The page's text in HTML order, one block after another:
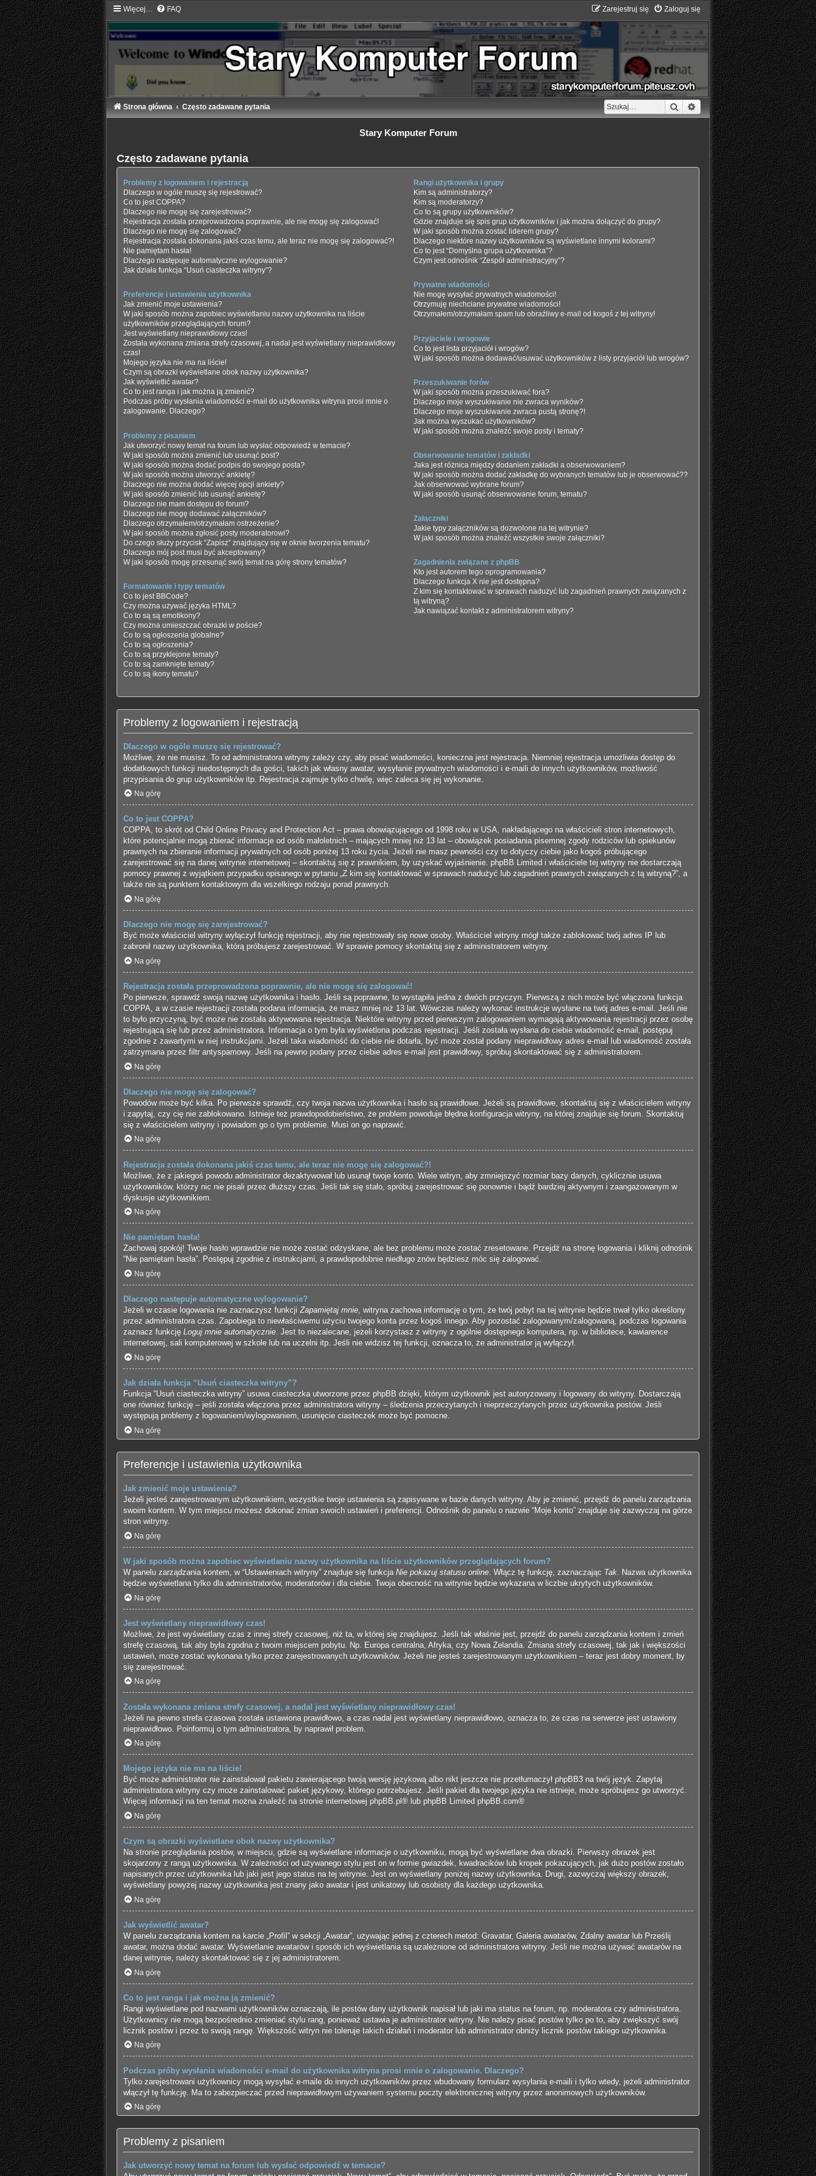
Więcej… FAQ Zaloguj się
Zarejestruj się
Szukaj Wyszukiwanie zaawansowane
Strona główna Często zadawane pytania
Stary Komputer Forum
Często zadawane pytania
Problemy z logowaniem i rejestracją
Dlaczego w ogóle muszę się rejestrować?
Co to jest COPPA?
Dlaczego nie mogę się zarejestrować?
Rejestracja została przeprowadzona poprawnie, ale nie mogę się zalogować!
Dlaczego nie mogę się zalogować?
Rejestracja została dokonana jakiś czas temu, ale teraz nie mogę się zalogować?!
Nie pamiętam hasła!
Dlaczego następuje automatyczne wylogowanie?
Jak działa funkcja “Usuń ciasteczka witryny”?
Preferencje i ustawienia użytkownika
Jak zmienić moje ustawienia?
W jaki sposób można zapobiec wyświetlaniu nazwy użytkownika na liście
użytkowników przeglądających forum?
Jest wyświetlany nieprawidłowy czas!
Została wykonana zmiana strefy czasowej, a nadal jest wyświetlany nieprawidłowy
czas!
Mojego języka nie ma na liście!
Czym są obrazki wyświetlane obok nazwy użytkownika?
Jak wyświetlić awatar?
Co to jest ranga i jak można ją zmienić?
Podczas próby wysłania wiadomości e-mail do użytkownika witryna prosi mnie o
zalogowanie. Dlaczego?
Problemy z pisaniem
Jak utworzyć nowy temat na forum lub wysłać odpowiedź w temacie?
W jaki sposób można zmienić lub usunąć post?
W jaki sposób można dodać podpis do swojego posta?
W jaki sposób można utworzyć ankietę?
Dlaczego nie można dodać więcej opcji ankiety?
W jaki sposób zmienić lub usunąć ankietę?
Dlaczego nie mam dostępu do forum?
Dlaczego nie mogę dodawać załączników?
Dlaczego otrzymałem/otrzymałam ostrzeżenie?
W jaki sposób można zgłosić posty moderatorowi?
Do czego służy przycisk “Zapisz” znajdujący się w oknie tworzenia tematu?
Dlaczego mój post musi być akceptowany?
W jaki sposób mogę przesunąć swój temat na górę strony tematów?
Formatowanie i typy tematów
Co to jest BBCode?
Czy można używać języka HTML?
Co to są są emotikony?
Czy można umieszczać obrazki w poście?
Co to są ogłoszenia globalne?
Co to są ogłoszenia?
Co to są przyklejone tematy?
Co to są zamknięte tematy?
Co to są ikony tematu?
Rangi użytkownika i grupy
Kim są administratorzy?
Kim są moderatorzy?
Co to są grupy użytkowników?
Gdzie znajduje się spis grup użytkowników i jak można dołączyć do grupy?
W jaki sposób można zostać liderem grupy?
Dlaczego niektóre nazwy użytkowników są wyświetlane innymi kolorami?
Co to jest “Domyślna grupa użytkownika”?
Czym jest odnośnik “Zespół administracyjny”?
Prywatne wiadomości
Nie mogę wysyłać prywatnych wiadomości!
Otrzymuję niechciane prywatne wiadomości!
Otrzymałem/otrzymałam spam lub obraźliwy e-mail od kogoś z tej witryny!
Przyjaciele i wrogowie
Co to jest lista przyjaciół i wrogów?
W jaki sposób można dodawać/usuwać użytkowników z listy przyjaciół lub wrogów?
Przeszukiwanie forów
W jaki sposób można przeszukiwać fora?
Dlaczego moje wyszukiwanie nie zwraca wyników?
Dlaczego moje wyszukiwanie zwraca pustą stronę?!
Jak można wyszukać użytkowników?
W jaki sposób można znaleźć swoje posty i tematy?
Obserwowanie tematów i zakładki
Jaka jest różnica między dodaniem zakładki a obserwowaniem?
W jaki sposób można dodać zakładkę do wybranych tematów lub je obserwować??
Jak obserwować wybrane forum?
W jaki sposób usunąć obserwowanie forum, tematu?
Załączniki
Jakie typy załączników są dozwolone na tej witrynie?
W jaki sposób można znaleźć wszystkie swoje załączniki?
Zagadnienia związane z phpBB
Kto jest autorem tego oprogramowania?
Dlaczego funkcja X nie jest dostępna?
Z kim się kontaktować w sprawach nadużyć lub zagadnień prawnych związanych z
tą witryną?
Jak nawiązać kontakt z administratorem witryny?
Problemy z logowaniem i rejestracją
Dlaczego w ogóle muszę się rejestrować?
Możliwe, że nie musisz. To od administratora witryny zależy czy, aby pisać wiadomości, konieczna jest rejestracja. Niemniej rejestracja umożliwia dostęp do
dodatkowych funkcji niedostępnych dla gości, takich jak własny awatar, wysyłanie prywatnych wiadomości i e-maili do innych użytkowników, możliwość
przypisania do grup użytkowników itp. Rejestracja zajmuje tylko chwilę, więc zaleca się jej wykonanie.
Na górę
Co to jest COPPA?
COPPA, to skrót od Child Online Privacy and Protection Act – prawa obowiązującego od 1998 roku w USA, nakładającego na właścicieli stron internetowych,
które potencjalnie mogą zbierać informacje od osób małoletnich – mających mniej niż 13 lat – obowiązek posiadania pisemnej zgody rodziców lub opiekunów
prawnych na zbieranie informacji prywatnych od osób poniżej 13 roku życia. Jeżeli nie masz pewności czy to dotyczy ciebie jako kogoś próbującego
zarejestrować się na danej witrynie internetowej – skontaktuj się z prawnikiem, by uzyskać wyjaśnienie. phpBB Limited i właściciele tej witryny nie dostarczają
pomocy prawnej z wyjątkiem przypadku opisanego w pytaniu „Z kim się kontaktować w sprawach nadużyć lub zagadnień prawnych związanych z tą witryną?”, a
także nie są punktem kontaktowym dla wszelkiego rodzaju porad prawnych.
Na górę
Dlaczego nie mogę się zarejestrować?
Być może właściciel witryny wyłączył funkcję rejestracji, aby nie rejestrowały się nowe osoby. Właściciel witryny mógł także zablokować twój adres IP lub
zabronił nazwy użytkownika, którą próbujesz zarejestrować. W sprawie pomocy skontaktuj się z administratorem witryny.
Na górę
Rejestracja została przeprowadzona poprawnie, ale nie mogę się zalogować!
Po pierwsze, sprawdź swoją nazwę użytkownika i hasło. Jeśli są poprawne, to wystąpiła jedna z dwóch przyczyn. Pierwszą z nich może być włączona funkcja
COPPA, a w czasie rejestracji została podana informacja, że masz mniej niż 13 lat. Wówczas należy wykonać instrukcje wysłane na twój adres e-mail. Jeśli nie
to było przyczyną, być może nie została aktywowana rejestracja. Niektóre witryny przed pierwszym zalogowaniem wymagają aktywowania rejestracji przez osobę
rejestrującą się lub przez administratora. Informacja o tym była wyświetlona podczas rejestracji. Jeśli została wysłana do ciebie wiadomość e-mail, postępuj
zgodnie z zawartymi w niej instrukcjami. Jeżeli taka wiadomość do ciebie nie dotarła, być może został podany nieprawidłowy adres e-mail lub wiadomość została
zatrzymana przez filtr antyspamowy. Jeśli na pewno podany przez ciebie adres e-mail jest prawidłowy, spróbuj skontaktować się z administratorem.
Na górę
Dlaczego nie mogę się zalogować?
Powodów może być kilka. Po pierwsze sprawdź, czy twoja nazwa użytkownika i hasło są prawidłowe. Jeżeli są prawidłowe, skontaktuj się z właścicielem witryny
i zapytaj, czy cię nie zablokowano. Istnieje też prawdopodobieństwo, że problem powoduje błędna konfiguracja witryny, na której znajduje się forum. Skontaktuj
się z właścicielem witryny i powiadom go o tym problemie. Musi on go naprawić.
Na górę
Rejestracja została dokonana jakiś czas temu, ale teraz nie mogę się zalogować?!
Możliwe, że z jakiegoś powodu administrator dezaktywował lub usunął twoje konto. Wiele witryn, aby zmniejszyć rozmiar bazy danych, cyklicznie usuwa
użytkowników, którzy nic nie pisali przez dłuższy czas. Jeśli tak się stało, spróbuj zarejestrować się ponownie i bądź bardziej aktywnym i zaangażowanym w
dyskusje użytkownikiem.
Na górę
Nie pamiętam hasła!
Zachowaj spokój! Twoje hasło wprawdzie nie może zostać odzyskane, ale bez problemu może zostać zresetowane. Przejdź na stronę logowania i kliknij odnośnik
“Nie pamiętam hasła”. Postępuj zgodnie z instrukcjami, a prawdopodobnie niedługo znów będziesz móc się zalogować.
Na górę
Dlaczego następuje automatyczne wylogowanie?
Jeżeli w czasie logowania nie zaznaczysz funkcjiZapamiętaj mnie, witryna zachowa informację o tym, że twój pobyt na tej witrynie będzie trwał tylko określony
przez administratora czas. Zapobiega to niewłaściwemu użyciu twojego konta przez kogoś innego. Aby pozostać zalogowanym/zalogowaną, podczas logowania
zaznacz funkcję Loguj mnie automatycznie. Jest to niezalecane, jeżeli korzystasz z witryny z ogólnie dostępnego komputera, np. w bibliotece, kawiarence
internetowej, sali komputerowej w szkole lub na uczelni itp. Jeśli nie widzisz tej funkcji, oznacza to, że administrator ją wyłączył.
Na górę
Jak działa funkcja “Usuń ciasteczka witryny”?
Funkcja “Usuń ciasteczka witryny” usuwa ciasteczka utworzone przez phpBB dzięki, którym użytkownik jest autoryzowany i logowany do witryny. Dostarczają
one również funkcję – jeśli została włączona przez administratora witryny – śledzenia przeczytanych i nieprzeczytanych przez użytkownika postów. Jeśli
występują problemy z logowaniem/wylogowaniem, usunięcie ciasteczek może być pomocne.
Na górę
Preferencje i ustawienia użytkownika
Jak zmienić moje ustawienia?
Jeżeli jesteś zarejestrowanym użytkownikiem, wszystkie twoje ustawienia są zapisywane w bazie danych witryny. Aby je zmienić, przejdź do panelu zarządzania
swoim kontem. W tym miejscu możesz dokonać zmian swoich ustawień i preferencji. Odnośnik do panelu o nazwie “Moje konto” znajduje się zazwyczaj na górze
stron witryny.
Na górę
W jaki sposób można zapobiec wyświetlaniu nazwy użytkownika na liście użytkowników przeglądających forum?
W panelu zarządzania kontem, w “Ustawieniach witryny” znajduje się funkcja Nie pokazuj statusu online. Włącz tę funkcję, zaznaczając Tak. Nazwa użytkownika
będzie wyświetlana tylko dla administratorów, moderatorów i dla ciebie. Twoja obecność na witrynie będzie wykazana w liczbie ukrytych użytkowników.
Na górę
Jest wyświetlany nieprawidłowy czas!
Możliwe, że jest wyświetlany czas z innej strefy czasowej, niż ta, w której się znajdujesz. Jeśli tak właśnie jest, przejdź do panelu zarządzania kontem i zmień
strefę czasową, tak aby była zgodna z twoim miejscem pobytu. Np. Europa centralna, Afryka, czy Nowa Zelandia. Zmiana strefy czasowej, tak jak i większości
ustawień, może zostać wykonana tylko przez zarejestrowanych użytkowników. Jeżeli nie jesteś zarejestrowanym użytkownikiem – teraz jest dobry moment, by
się zarejestrować.
Na górę
Została wykonana zmiana strefy czasowej, a nadal jest wyświetlany nieprawidłowy czas!
Jeżeli na pewno strefa czasowa została ustawiona prawidłowo, a czas nadal jest wyświetlany nieprawidłowo, oznacza to, że czas na serwerze jest ustawiony
nieprawidłowo. Poinformuj o tym administratora, by naprawił problem.
Na górę
Mojego języka nie ma na liście!
Być może administrator nie zainstalował pakietu zawierającego twoją wersję językową albo nikt jeszcze nie przetłumaczył phpBB3 na twój język. Zapytaj
administratora witryny czy może zainstalować pakiet językowy, którego potrzebujesz. Jeśli pakiet dla twojego języka nie istnieje, może spróbujesz go utworzyć.
Więcej informacji na ten temat można znaleźć na stronie internetowej phpBB.pl ® lub phpBB Limited phpBB.com®
Na górę
Czym są obrazki wyświetlane obok nazwy użytkownika?
Na stronie przeglądania postów, w miejscu, gdzie są wyświetlane informacje o użytkowniku, mogą być wyświetlane dwa obrazki. Pierwszy obrazek jest
skojarzony z rangą użytkownika. W zależności od używanego stylu jest on w formie gwiazdek, kwadracików lub kropek pokazujących, jak dużo postów zostało
napisanych przez użytkownika lub jaki jest jego status na tej witrynie. Jest on wyświetlany poniżej nazwy użytkownika. Drugi, zazwyczaj większy obrazek,
wyświetlany powyżej nazwy użytkownika jest znany jako awatar i jest unikatowy lub osobisty dla każdego użytkownika.
Na górę
Jak wyświetlić awatar?
W panelu zarządzania kontem na karcie „Profil” w sekcji „Awatar”, używając jednej z czterech metod: Gravatar, Galeria awatarów, Zdalny awatar lub Prześlij
awatar, można dodać awatar. Wyświetlanie awatarów i sposób ich wyświetlania są uzależnione od administratora witryny. Jeśli nie można używać awatarów na
danej witrynie, należy skontaktować się z jej administratorem.
Na górę
Co to jest ranga i jak można ją zmienić?
Rangi wyświetlane pod nazwami użytkowników oznaczają, ile postów dany użytkownik napisał lub jaki ma status na forum, np. moderatora czy administratora.
Użytkownicy nie mogą bezpośrednio zmieniać stylu rang, ponieważ ustawia je administrator witryny. Nie należy pisać postów tylko po to, aby zwiększyć swój
licznik postów i przez to swoją rangę. Większość witryn nie toleruje takich działań i moderator lub administrator obniży licznik postów takiego użytkownika.
Na górę
Podczas próby wysłania wiadomości e-mail do użytkownika witryna prosi mnie o zalogowanie. Dlaczego?
Tylko zarejestrowani użytkownicy mogą wysyłać e-maile do innych użytkowników przez wbudowany formularz wysyłania e-maili i tylko wtedy, jeżeli administrator
włączył tę funkcję. Ma to zabezpieczać przed nieprawidłowym używaniem systemu poczty elektronicznej witryny przez anonimowych użytkowników.
Na górę
Problemy z pisaniem
Jak utworzyć nowy temat na forum lub wysłać odpowiedź w temacie?